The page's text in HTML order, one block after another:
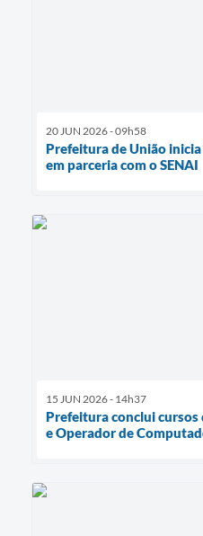
20 JUN 2026 - 09h58
Prefeitura de União
em parceria com o SENAI
15 JUN 2026 - 14h37
Prefeitura conclui
e Operador de